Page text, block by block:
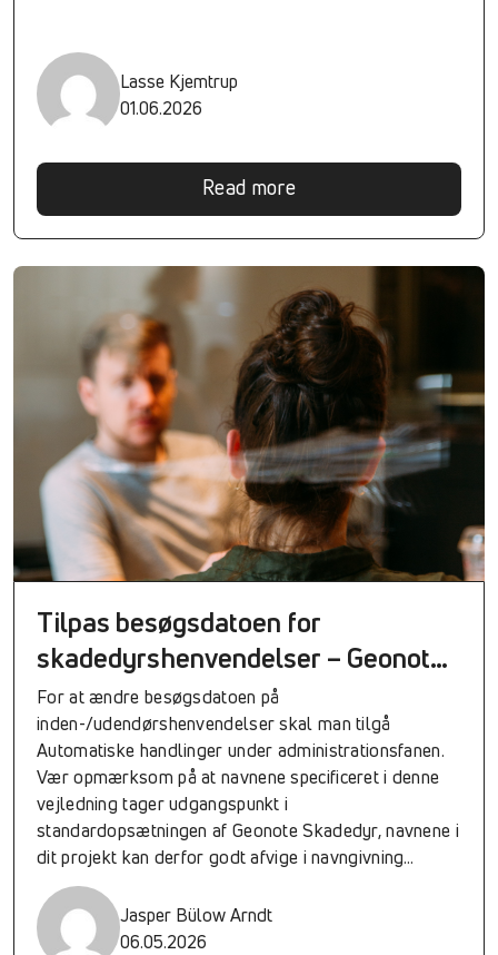
Lasse Kjemtrup
01.06.2026
Read more
Tilpas besøgsdatoen for
skadedyrshenvendelser – Geonote
skadedyr
For at ændre besøgsdatoen på
inden-/udendørshenvendelser skal man tilgå
Automatiske handlinger under administrationsfanen.
Vær opmærksom på at navnene specificeret i denne
vejledning tager udgangspunkt i
standardopsætningen af Geonote Skadedyr, navnene i
dit projekt kan derfor godt afvige i navngivning
og/eller nummerering. Der kan være RIGTIG mange
automatiske handlinger, og derfor kan man med god
grund...
Jasper Bülow Arndt
06.05.2026